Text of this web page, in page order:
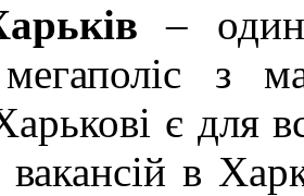
–
з
є для
вакансій в